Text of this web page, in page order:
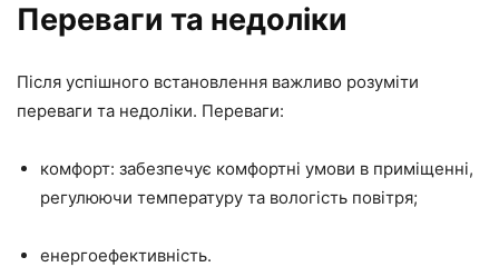
Переваги та недоліки
Після успішного встановлення важливо розуміти
переваги та недоліки. Переваги:
комфорт: забезпечує комфортні умови в приміщенні,
регулюючи температуру та вологість повітря;
енергоефективність.